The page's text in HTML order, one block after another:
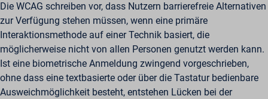
Die WCAG schreiben vor, dass Nutzern barrierefreie Alternativen
zur Verfügung stehen müssen, wenn eine primäre
Interaktionsmethode auf einer Technik basiert, die
möglicherweise nicht von allen Personen genutzt werden kann.
Ist eine biometrische Anmeldung zwingend vorgeschrieben,
ohne dass eine textbasierte oder über die Tastatur bedienbare
Ausweichmöglichkeit besteht, entstehen Lücken bei der